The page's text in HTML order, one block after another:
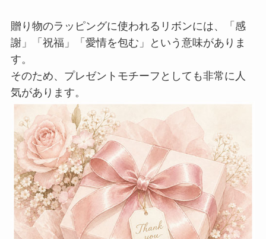
贈り物のラッピングに使われるリボンには、「感
謝」「祝福」「愛情を包む」という意味がありま
す。
そのため、プレゼントモチーフとしても非常に人
気があります。